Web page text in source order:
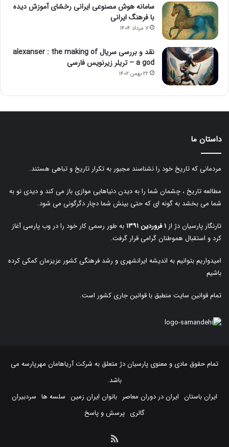
سامانه هوش مصنوعی ایرانی رخشای آموزش دیده
با فرهنگ ایرانی
۷ مرداد ۱۴۰۴
نقد و بررسی سریال alexanser : the making of
a god – تریلر زیرنویس فارسی
۲۲ بهمن ۱۴۰۲
داستان ما
مردمانی که تاریخ خود را نشناسند مجبور به تکرار تاریخ و تباهی هستند.
مطالعه تاریخ ، چشمان شما را به دیدن دنیاهایی موازی باز می کند و دیدی نو به
شما می بخشد به گونه ای که حتی بینش شما دچار دگرگونی می شود.
تارنگار پارسیان دژ از ۱ فروردین ۱۳۹۱
به طور رسمی کار خود را در وب پارسی آغاز
کرد و استقبال هموطنان گرامی قرار گرفت.
امیدواریم بتوانیم به اندیشه ایرانشهری و رشد فرهنگی کشور عزیزمان کمکی کرده
باشیم
تمام قوانین سایت منطبق با قوانین جاری کشور است.
تمام حقوق مادی و معنوی پارسیان دژ متعلق به شرکت آریاهامان مهرپارسه می
باشد.
ایران باستان ایران در دوران معاصر بانوان ایران زمین سلسه ها سردبیران
گالری پرسش و پاسخ
خوراک